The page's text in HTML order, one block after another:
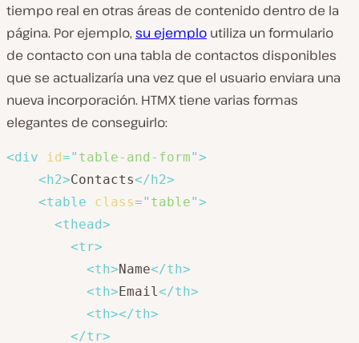
tiempo real en otras áreas de contenido dentro de la
página. Por ejemplo, su ejemplo utiliza un formulario
de contacto con una tabla de contactos disponibles
que se actualizaría una vez que el usuario enviara una
nueva incorporación. HTMX tiene varias formas
elegantes de conseguirlo:
<div id=" table-and-form">
<h2>Contacts</h2>
<table class=" table">
<thead>
<tr>
<th>Name</th>
<th>Email </th>
<th></th>
</tr>